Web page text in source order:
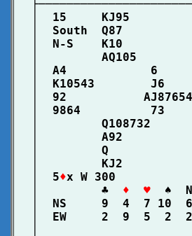
│  15     KJ95
│  South  Q87
│  N-S    K10
│         AQ105
│  A4            6
│  K10543
│  92
│  9864
│
│         A92
│         Q
│         KJ2
│  5♦x W 300
│         ♣ ♦  ♥
♠
│  NS     9  4  7
│  EW     2  9